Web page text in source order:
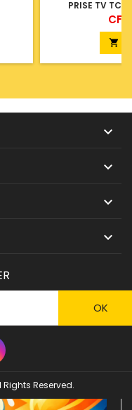
PRISE TV
Price





Rights Reserved.